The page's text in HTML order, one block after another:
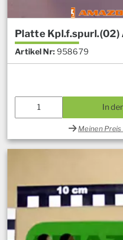
Platte Kpl.f.spurl.(02)
Artikel Nr: 958679
In
Meinen